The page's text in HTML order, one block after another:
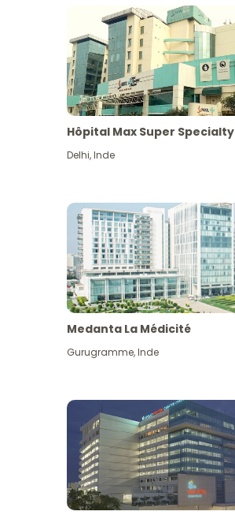
Hôpital Max Super Specialty
Delhi,Inde
Medanta La Médicité
Gurugramme,Inde